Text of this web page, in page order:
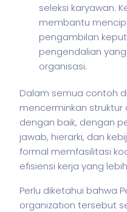
seleksi karyawan.
membantu
pengambilan
pengendalian
organisasi.
Dalam semua contoh
mencerminkan
dengan baik, dengan
jawab, hierarki, dan
formal memfasilitasi
efisiensi kerja yang
Perlu diketahui bahwa
organization tersebut